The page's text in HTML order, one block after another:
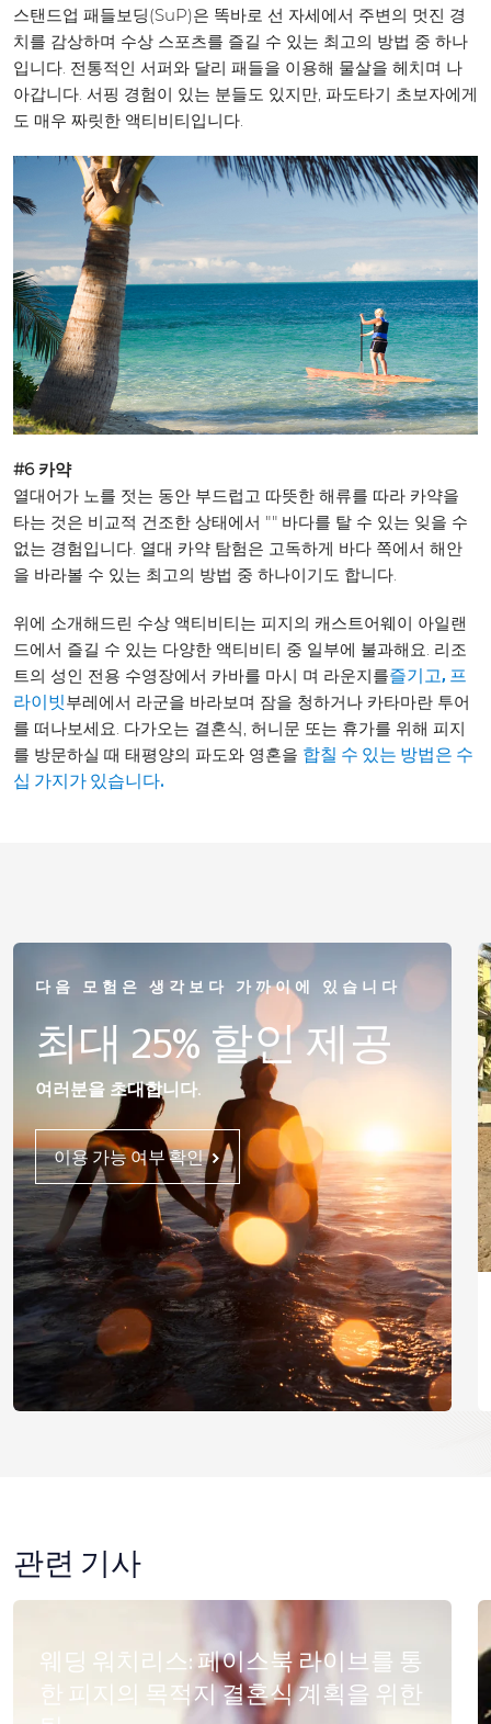
스탠드업 패들보딩(SuP)은 똑바로 선 자세에서 주변의 멋진 경
치를 감상하며 수상 스포츠를 즐길 수 있는 최고의 방법 중 하나
입니다. 전통적인 서퍼와 달리 패들을 이용해 물살을 헤치며 나
아갑니다. 서핑 경험이 있는 분들도 있지만, 파도타기 초보자에게
도 매우 짜릿한 액티비티입니다.
#6 카약
열대어가 노를 젓는 동안 부드럽고 따뜻한 해류를 따라 카약을
타는 것은 비교적 건조한 상태에서 "" 바다를 탈 수 있는 잊을 수
없는 경험입니다. 열대 카약 탐험은 고독하게 바다 쪽에서 해안
을 바라볼 수 있는 최고의 방법 중 하나이기도 합니다.
위에 소개해드린 수상 액티비티는 피지의 캐스트어웨이 아일랜
드에서 즐길 수 있는 다양한 액티비티 중 일부에 불과해요. 리조
트의 성인 전용 수영장에서 카바를 마시 며 라운지를즐기고, 프
라이빗부레에서 라군을 바라보며 잠을 청하거나 카타마란 투어
를 떠나보세요. 다가오는 결혼식, 허니문 또는 휴가를 위해 피지
를 방문하실 때 태평양의 파도와 영혼을 합칠 수 있는 방법은 수
십 가지가 있습니다.
다음 모험은 생각보다 가까이에 있습니다
최대 25% 할인 제공
여러분을 초대합니다.
이용 가능 여부 확인
관련 기사
웨딩 워치리스: 페이스북 라이브를 통
한 피지의 목적지 결혼식 계획을 위한